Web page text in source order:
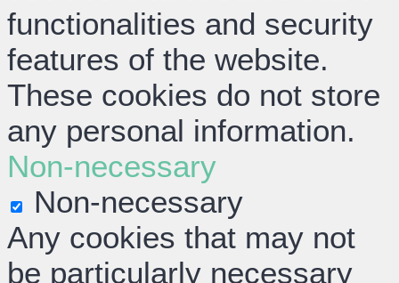
functionalities and security
features of the website.
These cookies do not store
any personal information.
Non-necessary
Non-necessary
Any cookies that may not
be particularly necessary